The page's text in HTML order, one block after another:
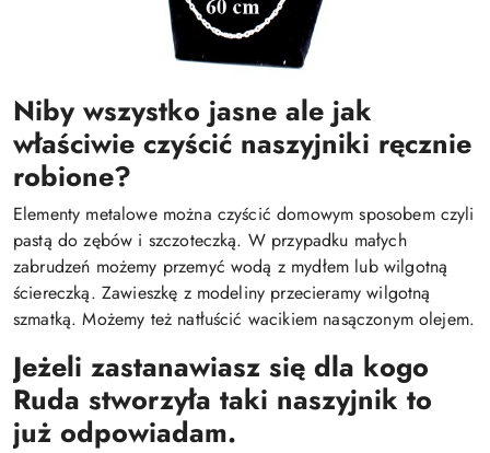
Niby wszystko jasne ale jak
właściwie czyścić naszyjniki ręcznie
robione?
Elementy metalowe można czyścić domowym sposobem czyli
pastą do zębów i szczoteczką. W przypadku małych
zabrudzeń możemy przemyć wodą z mydłem lub wilgotną
ściereczką. Zawieszkę z modeliny przecieramy wilgotną
szmatką. Możemy też natłuścić wacikiem nasączonym olejem.
Jeżeli zastanawiasz się dla kogo
Ruda stworzyła taki naszyjnik to
już odpowiadam.